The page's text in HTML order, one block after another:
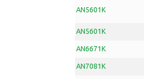
AN5601K
AN5601K
AN6671K
AN7081K